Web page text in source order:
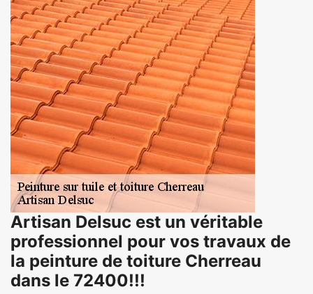
Artisan Delsuc est un véritable
professionnel pour vos travaux de
la peinture de toiture Cherreau
dans le 72400!!!